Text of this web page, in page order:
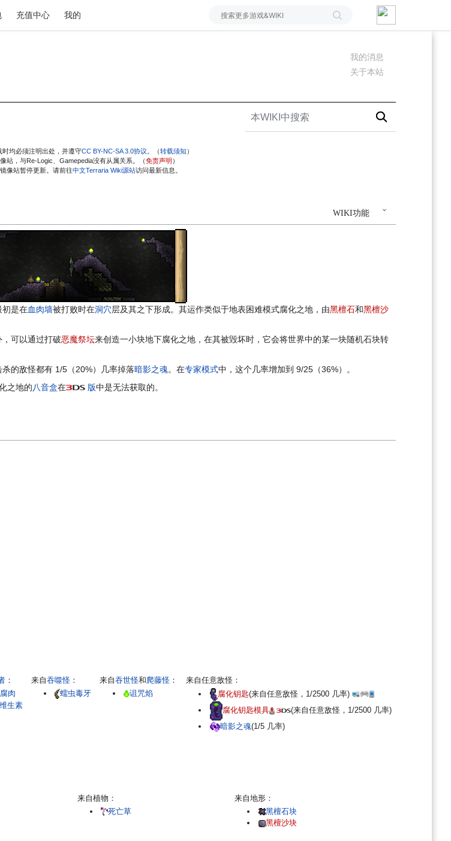
充值中心 我的
我的消息
关于本站
均必须注明出处，并遵守CC BY-NC-SA 3.0协议 。（转载须知 ）
站，与Re-Logic、Gamepedia没有从属关系。（免责声明 ）
像站暂停更新。请前往中文Terraria Wiki源站访问最新信息。
WIKI功能
初是在血肉墙被打败时在洞穴层及其之下形成。其运作类似于地表困难模式腐化之地，由黑檀石和黑檀沙
可以通过打破恶魔祭坛来创造一小块地下腐化之地，在其被毁坏时，它会将世界中的某一块随机石块转
的敌怪都有 1/5（20%）几率掉落暗影之魂。在专家模式中，这个几率增加到 9/25（36%）。
之地的八音盒在 版中是无法获取的。
：
腐肉
维生素
来自吞噬怪 ：
蠕虫毒牙
来自吞世怪和爬藤怪 ：
诅咒焰
来自任意敌怪：
腐化钥匙(来自任意敌怪，1/2500 几率)
腐化钥匙模具
(来自任意敌怪，1/2500 几率)
暗影之魂(1/5 几率)
来自植物：
死亡草
来自地形：
黑檀石块
黑檀沙块